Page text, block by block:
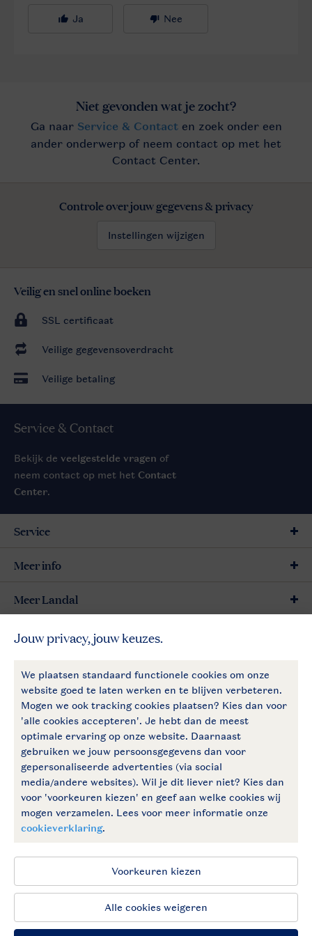
Controle over jouw gegevens & privacy
Instellingen wijzigen
Veilig en snel online boeken
SSL certificaat
Veilige gegevensoverdracht
Veilige betaling
Service & Contact
Bekijk de veelgestelde vragen of
neem contact op met het Contact
Center.
Follow Us
facebookinstagram
Vakantietips & inspiratie?
Service
Meer info
Meer Landal
Betaalmogelijkheden
Toegankelijkheid © 2026 Landal